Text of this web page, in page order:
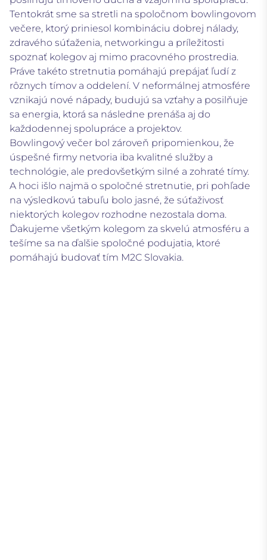
Tentokrát sme sa stretli na spoločnom bowlingovom
večere, ktorý priniesol kombináciu dobrej nálady,
zdravého súťaženia, networkingu a príležitosti
spoznať kolegov aj mimo pracovného prostredia.
Práve takéto stretnutia pomáhajú prepájať ľudí z
rôznych tímov a oddelení. V neformálnej atmosfére
vznikajú nové nápady, budujú sa vzťahy a posilňuje
sa energia, ktorá sa následne prenáša aj do
každodennej spolupráce a projektov.
Bowlingový večer bol zároveň pripomienkou, že
úspešné firmy netvoria iba kvalitné služby a
technológie, ale predovšetkým silné a zohraté tímy.
A hoci išlo najmä o spoločné stretnutie, pri pohľade
na výsledkovú tabuľu bolo jasné, že súťaživosť
niektorých kolegov rozhodne nezostala doma.
Ďakujeme všetkým kolegom za skvelú atmosféru a
tešíme sa na ďalšie spoločné podujatia, ktoré
pomáhajú budovať tím M2C Slovakia.